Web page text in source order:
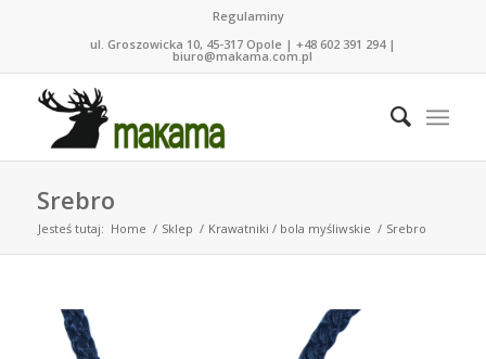
Regulaminy
ul. Groszowicka 10, 45-317 Opole | +48 602 391 294 |
biuro@makama.com.pl
Srebro
Jesteś tutaj: Home / Sklep / Krawatniki / bola myśliwskie / Srebro